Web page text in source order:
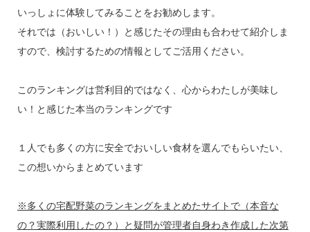
いっしょに体験してみることをお勧めします。
それでは（おいしい！）と感じたその理由も合わせて紹介しま
すので、検討するための情報としてご活用ください。
このランキングは営利目的ではなく、 心からわたしが美味し
い！と感じた本当のランキングです
１人でも多くの方に安全でおいしい食材を選んでもらいたい、
この想いからまとめています
※多くの宅配野菜のランキングをまとめたサイトで（本音な
の？実際利用したの？）と疑問が管理者自身わき作成した次第